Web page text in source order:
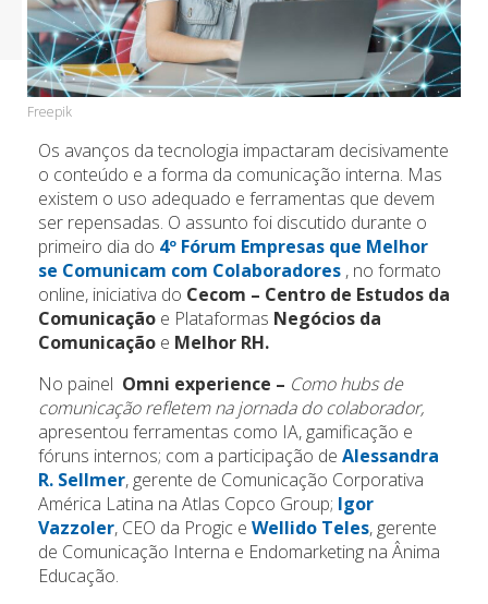
Freepik
Os avanços da tecnologia impactaram decisivamente
o conteúdo e a forma da comunicação interna. Mas
existem o uso adequado e ferramentas que devem
ser repensadas. O assunto foi discutido durante o
primeiro dia do 4º Fórum Empresas que Melhor
se Comunicam com Colaboradores , no formato
online, iniciativa do Cecom – Centro de Estudos da
Comunicação e Plataformas Negócios da
Comunicação e Melhor RH.
No painel Omni experience – Como hubs de
comunicação refletem na jornada do colaborador,
apresentou ferramentas como IA, gamificação e
fóruns internos; com a participação de Alessandra
R. Sellmer, gerente de Comunicação Corporativa
América Latina na Atlas Copco Group; Igor
Vazzoler, CEO da Progic e Wellido Teles, gerente
de Comunicação Interna e Endomarketing na Ânima
Educação.